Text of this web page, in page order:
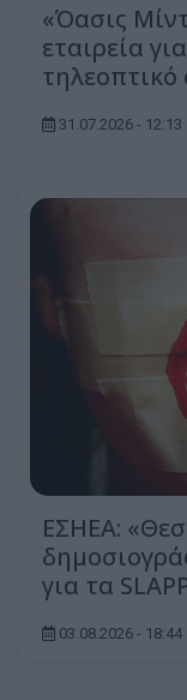
«Όασις
εταιρεία
31.07.2026 - 12:13
ΕΣΗΕΑ:
για τα
03.08.2026 - 18:44